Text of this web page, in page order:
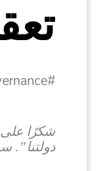
#Youth4Governance
شكرًا على
دولتنا”.